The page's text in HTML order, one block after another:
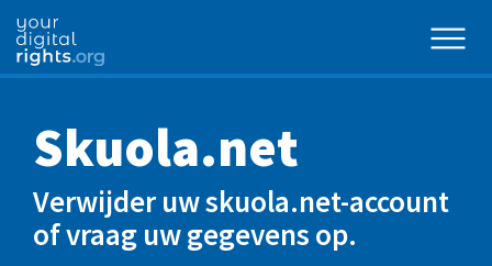
Skuola.net
Verwijder uw skuola.net-account
of vraag uw gegevens op.